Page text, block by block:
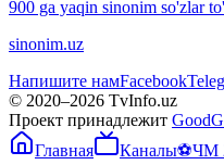
900 ga yaqin sinonim so'zlar
sinonim.uz
Напишите намFacebook
© 2020–2026 TvInfo.uz
Проект принадлежит
Главная
Каналы⚽ЧМ